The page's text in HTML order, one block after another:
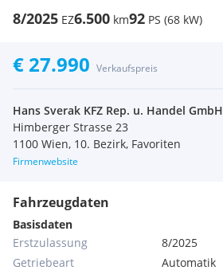
8/2025 EZ6.500 km92 PS (68 kW)
€ 27.990 Verkaufspreis
Hans Sverak KFZ Rep. u. Handel GmbH
Himberger Strasse 23
1100 Wien, 10. Bezirk, Favoriten
Firmenwebsite
Fahrzeugdaten
Basisdaten
Erstzulassung
8/2025
Getriebeart
Automatik